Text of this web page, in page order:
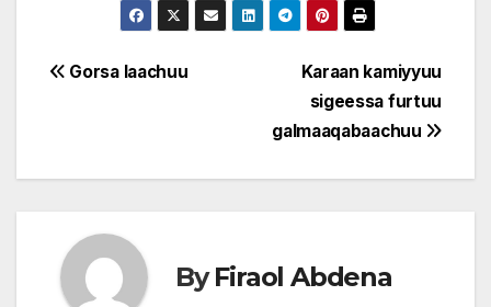
Post
Karaan kamiyyuu
sigeessa furtuu
galmaaqabaachuu
Gorsa laachuu
ByFiraol Abdena